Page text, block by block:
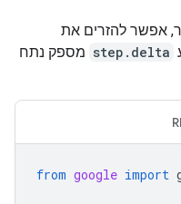
אפשר להזרים את
step.delta מספק נתח
from google import